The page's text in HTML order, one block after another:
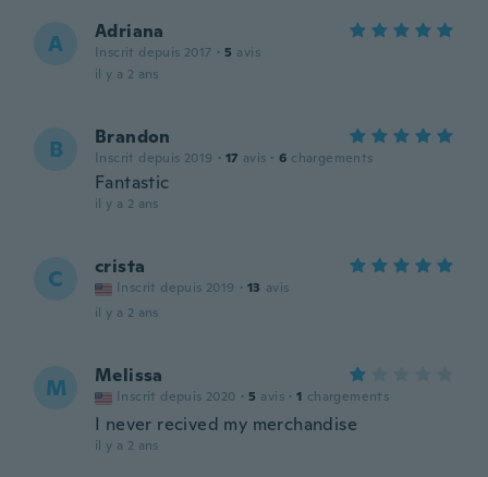
A Adriana
Inscrit depuis 2017 · 5 avis
il y a 2 ans
B Brandon
Inscrit depuis 2019 · 17 avis · 6 chargements
Fantastic
il y a 2 ans
C crista
Inscrit depuis 2019 · 13 avis
il y a 2 ans
M Melissa
Inscrit depuis 2020 · 5 avis · 1 chargements
I never recived my merchandise
il y a 2 ans